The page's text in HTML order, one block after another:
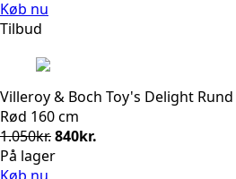
Køb nu
Tilbud
Villeroy & Boch Toy's Delight Rund
Rød 160 cm
1.050kr.Den
oprindelige
840kr.
På lager